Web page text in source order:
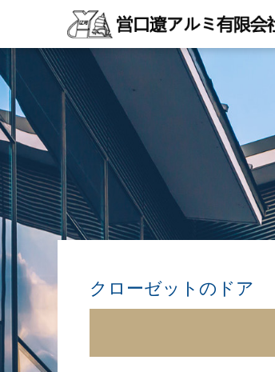
クローゼットのドア